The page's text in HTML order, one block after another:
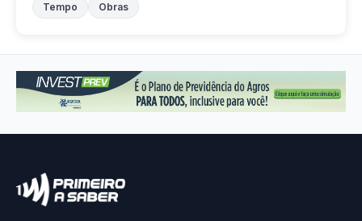
Tempo
Obras